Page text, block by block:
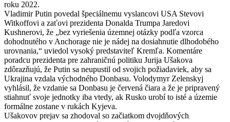
roku 2022.
Vladimir Putin povedal špeciálnemu vyslancovi USA Stevovi
Witkoffovi a zaťovi prezidenta Donalda Trumpa Jaredovi
Kushnerovi, že „bez vyriešenia územnej otázky podľa vzorca
dohodnutého v Anchorage nie je nádej na dosiahnutie dlhodobého
urovnania,“ uviedol vysoký predstaviteľ Kremľa. Komentáre
poradcu prezidenta pre zahraničnú politiku Jurija Ušakova
zdôrazňujú, že Putin sa neupustil od svojich požiadaviek, aby sa
Ukrajina vzdala východného Donbasu. Volodymyr Zelenskyj
vyhlásil, že vzdanie sa Donbasu je červená čiara a že je pripravený
stiahnuť svoje jednotky iba vtedy, ak Rusko urobí to isté a územie
formálne zostane v rukách Kyjeva.
Ušakovov prejav sa zhodoval so začiatkom dvojdňových